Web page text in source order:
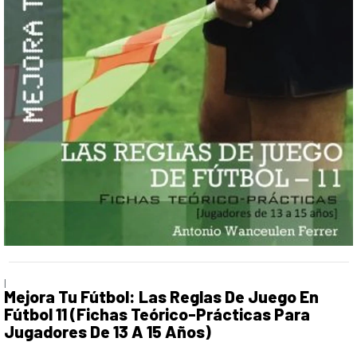
|
Mejora Tu Fútbol: Las Reglas De Juego En
Fútbol 11 (Fichas Teórico-Prácticas Para
Jugadores De 13 A 15 Años)